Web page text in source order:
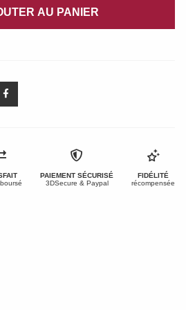
AU PANIER
PAIEMENT SÉCURISÉ
3DSecure & Paypal
FIDÉLITÉ
récompensée